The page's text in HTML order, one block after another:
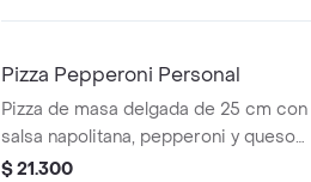
Pizza Pepperoni Personal
Pizza de masa delgada de 25 cm con
salsa napolitana, pepperoni y queso
mozzarella.
$ 21.300